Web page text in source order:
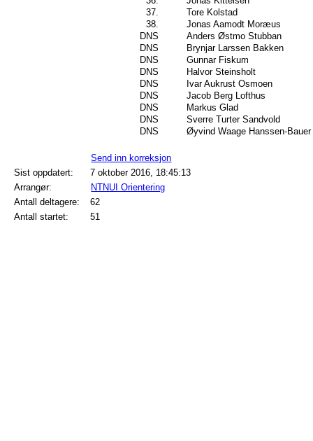
37.
Tore Kolstad
38.
Jonas Aamodt Moræus
DNS
Anders Østmo Stubban
DNS
Brynjar Larssen Bakken
DNS
Gunnar Fiskum
DNS
Halvor Steinsholt
DNS
Ivar Aukrust Osmoen
DNS
Jacob Berg Lofthus
DNS
Markus Glad
DNS
Sverre Turter Sandvold
DNS
Øyvind Waage Hanssen-Bauer
Send inn korreksjon
Sist oppdatert:
7 oktober 2016, 18:45:13
Arrangør:
NTNUI Orientering
Antall deltagere:
62
Antall startet:
51